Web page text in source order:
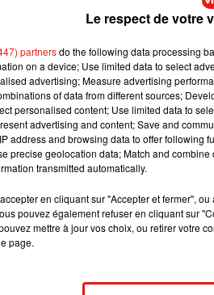
fin de droits (allocation de retour
d'emploi" qui ont bénéficié de
?
31 mars a déjà acté cette
de l'évolution de la crise.
fin mai, par arrêté, en cas
chômage avait déjà été
du spectacle ont eux
Le respect de votre
partnersdo the following data processing
on a device; Use limited data to select
advertising; Measure advertising
of data from different sources;
personalised content; Use limited data to
advertising and content; Save and
address and browsing data to offer following
precise geolocation data; Match and
transmitted automatically.
en cliquant sur "Accepter et fermer",
pouvez également refuser en cliquant sur
mettre à jour vos choix, ou retirer votre
page.